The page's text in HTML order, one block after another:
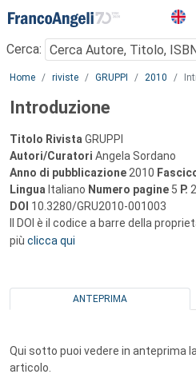
Menu
Cerca:
Main content
Home riviste GRUPPI 2010
Introduzione
Titolo Rivista GRUPPI
Autori/Curatori Angela Sordano
Anno di pubblicazione 2010
Lingua Italiano Numero pagine 5 P.
DOI 10.3280/GRU2010-001003
Il DOI è il codice a barre della
più clicca qui
ANTEPRIMA
Qui sotto puoi vedere in anteprima
articolo.